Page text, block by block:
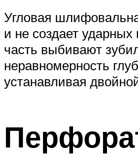
Угловая
и не создает
часть выбивают
неравномерность
устанавливая